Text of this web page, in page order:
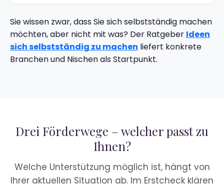
Sie wissen zwar, dass Sie sich selbstständig machen
möchten, aber nicht mit was? Der Ratgeber Ideen
sich selbstständig zu machen liefert konkrete
Branchen und Nischen als Startpunkt.
Drei Förderwege – welcher passt zu
Ihnen?
Welche Unterstützung möglich ist, hängt von
Ihrer aktuellen Situation ab. Im Erstcheck klären